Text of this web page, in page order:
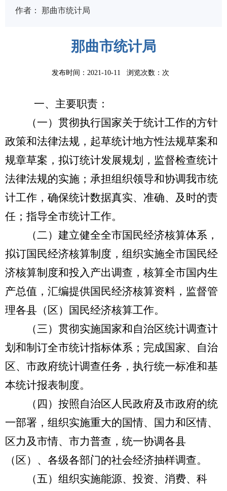
作者： 那曲市统计局
那曲市统计局
发布时间：2021-10-11 浏览次数： 次
一、主要职责：
（一）贯彻执行国家关于统计工作的方针
政策和法律法规，起草统计地方性法规草案和
规章草案，拟订统计发展规划，监督检查统计
法律法规的实施；承担组织领导和协调我市统
计工作，确保统计数据真实、准确、及时的责
任；指导全市统计工作。
（二）建立健全全市国民经济核算体系，
拟订国民经济核算制度，组织实施全市国民经
济核算制度和投入产出调查，核算全市国内生
产总值，汇编提供国民经济核算资料，监督管
理各县（区）国民经济核算工作。
（三）贯彻实施国家和自治区统计调查计
划和制订全市统计指标体系；完成国家、自治
区、市政府统计调查任务，执行统一标准和基
本统计报表制度。
（四）按照自治区人民政府及市政府的统
一部署，组织实施重大的国情、国力和区情、
区力及市情、市力普查，统一协调各县
（区）、各级各部门的社会经济抽样调查。
（五）组织实施能源、投资、消费、科